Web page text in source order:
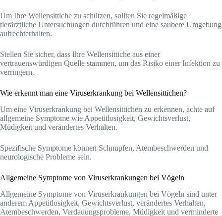
Um Ihre Wellensittiche zu schützen, sollten Sie regelmäßige
tierärztliche Untersuchungen durchführen und eine saubere Umgebung
aufrechterhalten.
Stellen Sie sicher, dass Ihre Wellensittiche aus einer
vertrauenswürdigen Quelle stammen, um das Risiko einer Infektion zu
verringern.
Wie erkennt man eine Viruserkrankung bei Wellensittichen?
Um eine Viruserkrankung bei Wellensittichen zu erkennen, achte auf
allgemeine Symptome wie Appetitlosigkeit, Gewichtsverlust,
Müdigkeit und verändertes Verhalten.
Spezifische Symptome können Schnupfen, Atembeschwerden und
neurologische Probleme sein.
Allgemeine Symptome von Viruserkrankungen bei Vögeln
Allgemeine Symptome von Viruserkrankungen bei Vögeln sind unter
anderem Appetitlosigkeit, Gewichtsverlust, verändertes Verhalten,
Atembeschwerden, Verdauungsprobleme, Müdigkeit und verminderte